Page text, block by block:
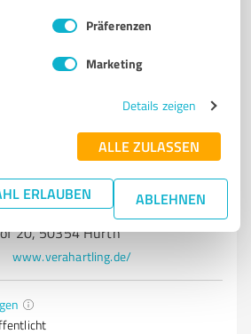
Präferenzen
Marketing
Details zeigen
ALLE ZULASSEN
ERLAUBEN ABLEHNEN
& Training
UNTERNEHMER MINDSET
20, 50354 Hürth
www.verahartling.de/